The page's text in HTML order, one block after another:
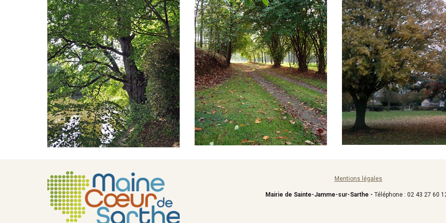
Mentions légales
Mairie de Sainte-Jamme-sur-Sarthe -Téléphone : 02 43 27 60